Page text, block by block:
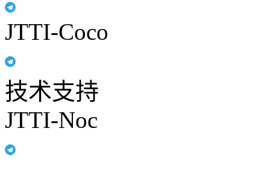
JTTI-Coco
技术支持
JTTI-Noc